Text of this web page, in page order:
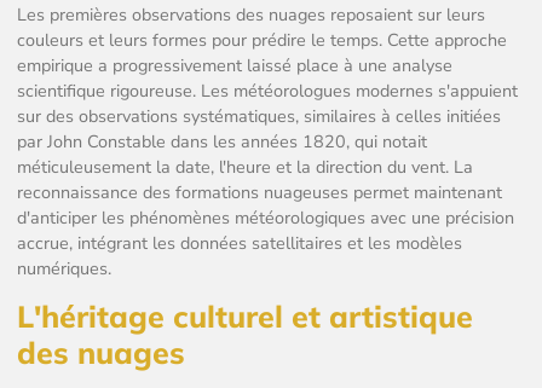
Les premières observations des nuages reposaient sur leurs
couleurs et leurs formes pour prédire le temps. Cette approche
empirique a progressivement laissé place à une analyse
scientifique rigoureuse. Les météorologues modernes s'appuient
sur des observations systématiques, similaires à celles initiées
par John Constable dans les années 1820, qui notait
méticuleusement la date, l'heure et la direction du vent. La
reconnaissance des formations nuageuses permet maintenant
d'anticiper les phénomènes météorologiques avec une précision
accrue, intégrant les données satellitaires et les modèles
numériques.
L'héritage culturel et artistique
des nuages